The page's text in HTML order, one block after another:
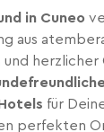
in Cuneo
aus
herzlicher
für
perfekten